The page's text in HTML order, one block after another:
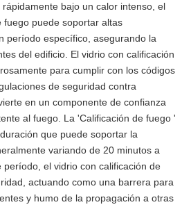
bajo un calor intenso, el
fuego puede soportar altas
período específico, asegurando la
del edificio. El vidrio con calificación
para cumplir con los códigos
de seguridad contra
en un componente de confianza
al fuego. La 'Calificación de fuego '
que puede soportar la
variando de 20 minutos a
el vidrio con calificación de
actuando como una barrera para
y humo de la propagación a otras